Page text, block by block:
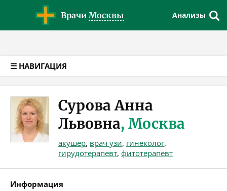
Врачи Москвы Анализы
☰ НАВИГАЦИЯ
Сурова Анна
Львовна, Москва
акушер, врач узи, гинеколог,
гирудотерапевт, фитотерапевт
Информация